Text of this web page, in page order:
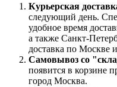
Курьерская
следующий день.
удобное время
а также Санкт-
доставка по Москве
Самовывоз со
появится в корзине
город Москва.